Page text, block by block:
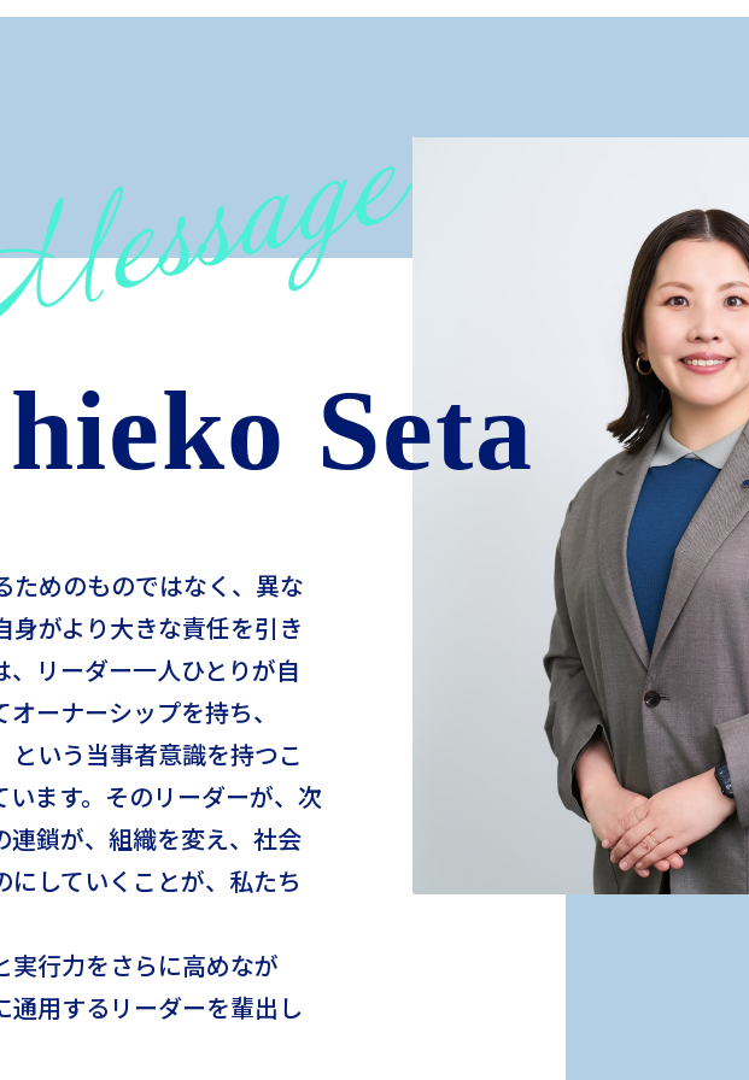
Seta
ためのものではなく、異な
がより大きな責任を引き
リーダー一人ひとりが自
ーナーシップを持ち、
いう当事者意識を持つこ
ます。そのリーダーが、次
連鎖が、組織を変え、社会
していくことが、私たち
実行力をさらに高めなが
通用するリーダーを輩出し